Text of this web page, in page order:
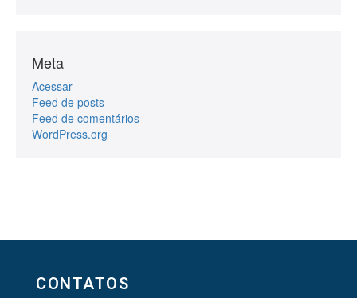
Meta
Acessar
Feed de posts
Feed de comentários
WordPress.org
CONTATOS